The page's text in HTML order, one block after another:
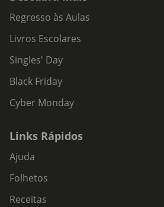
Regresso às Aulas
Livros Escolares
Singles' Day
Black Friday
Cyber Monday
Links Rápidos
Ajuda
Folhetos
Receitas